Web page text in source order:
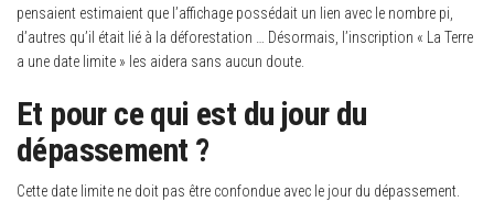
pensaient estimaient que l’affichage possédait un lien avec le nombre pi,
d’autres qu’il était lié à la déforestation … Désormais, l’inscription « La Terre
a une date limite » les aidera sans aucun doute.
Et pour ce qui est du jour du
dépassement ?
Cette date limite ne doit pas être confondue avec le jour du dépassement.